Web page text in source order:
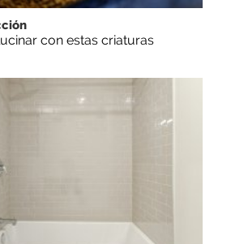
con estas criaturas